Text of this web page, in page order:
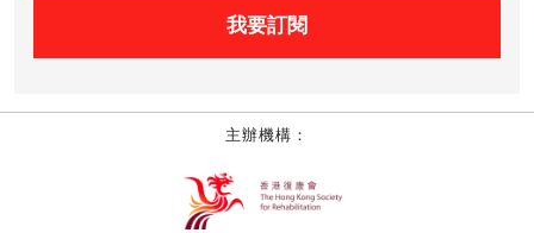
我要訂閱
主辦機構：